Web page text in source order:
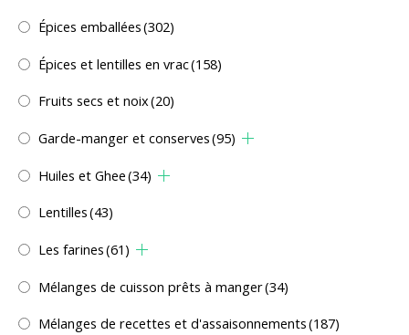
Épices emballées(302)
Épices et lentilles en vrac(158)
Fruits secs et noix(20)
Garde-manger et conserves(95)
Huiles et Ghee(34)
Lentilles(43)
Les farines(61)
Mélanges de cuisson prêts à manger(34)
Mélanges de recettes et d'assaisonnements(187)